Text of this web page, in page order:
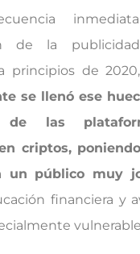
de la
principios de
se llenó ese
de las
criptos,
un público muy
financiera y